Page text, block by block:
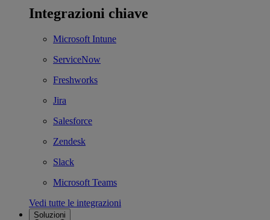
Integrazioni chiave
Microsoft Intune
ServiceNow
Freshworks
Jira
Salesforce
Zendesk
Slack
Microsoft Teams
Vedi tutte le integrazioni
Soluzioni